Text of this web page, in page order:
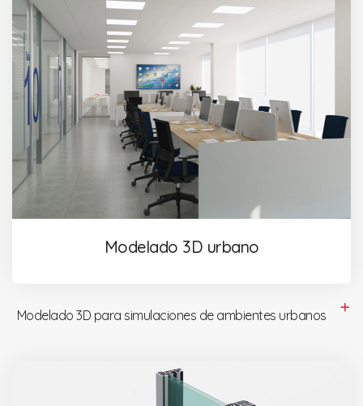
Modelado 3D urbano
Modelado 3D para simulaciones de ambientes urbanos